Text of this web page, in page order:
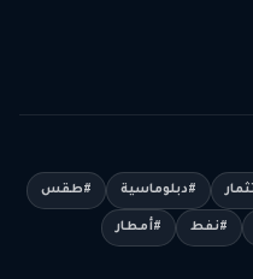
#دبلوماسية #طقس
#نفط #أمطار